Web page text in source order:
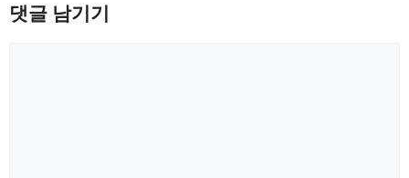
댓글 남기기